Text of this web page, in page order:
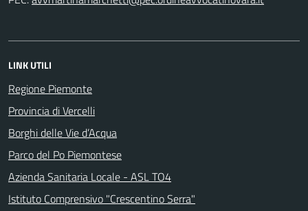
LINK UTILI
Regione Piemonte
Provincia di Vercelli
Borghi delle Vie d’Acqua
Parco del Po Piemontese
Azienda Sanitaria Locale - ASL TO4
Istituto Comprensivo "Crescentino Serra"